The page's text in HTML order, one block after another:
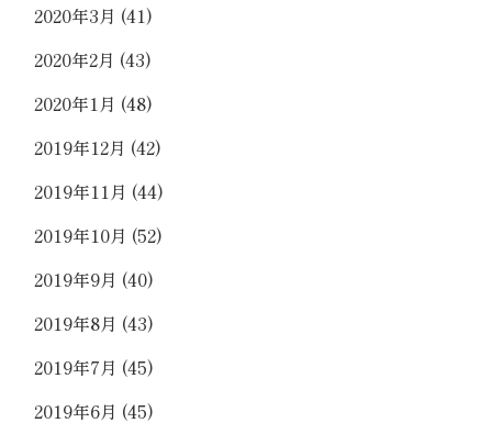
2020年3月 (41)
2020年2月 (43)
2020年1月 (48)
2019年12月 (42)
2019年11月 (44)
2019年10月 (52)
2019年9月 (40)
2019年8月 (43)
2019年7月 (45)
2019年6月 (45)